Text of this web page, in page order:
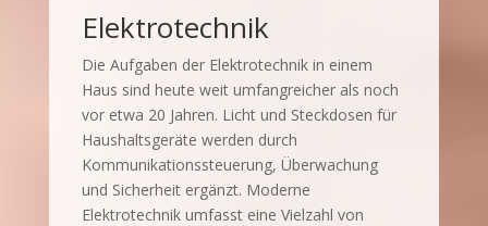
Elektrotechnik
Die Aufgaben der Elektrotechnik in einem
Haus sind heute weit umfangreicher als noch
vor etwa 20 Jahren. Licht und Steckdosen für
Haushaltsgeräte werden durch
Kommunikationssteuerung, Überwachung
und Sicherheit ergänzt. Moderne
Elektrotechnik umfasst eine Vielzahl von